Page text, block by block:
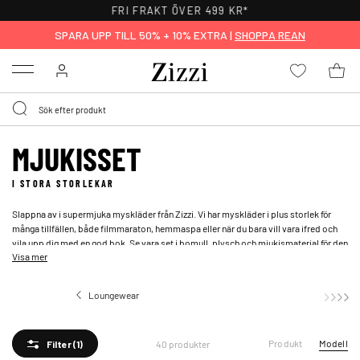
FRI FRAKT ÖVER 499 KR*
SPARA UPP TILL 50% + 10% EXTRA | SHOPPA REAN
Menu
MJUKISSET
I STORA STORLEKAR
Slappna av i supermjuka myskläder från Zizzi. Vi har myskläder i plus storlek för
många tillfällen, både filmmaraton, hemmaspa eller när du bara vill vara ifred och
vila upp dig med en god bok. Se vara set i bomull, plysch och mjukismaterial för den
som vill matcha sin
Visa mer
Loungewear
Filter(1) 40 produkter Produkt Modell